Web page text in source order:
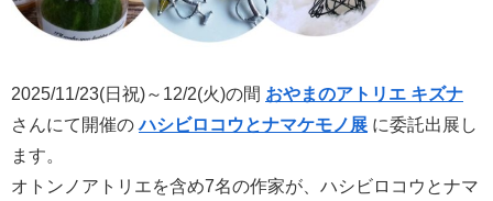
2025/11/23(日祝)～12/2(火)の間 おやまのアトリエ キズナ
さんにて開催のハシビロコウとナマケモノ展 に委託出展し
ます。
オトンノアトリエを含め7名の作家が、ハシビロコウとナマ